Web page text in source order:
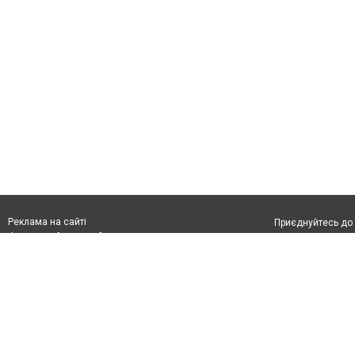
Реклама на сайті
Франшиза "CitySites"
Приєднуйтесь до